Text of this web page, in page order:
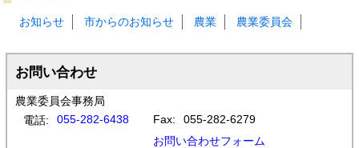
お知らせ 市からのお知らせ 農業 農業委員会
お問い合わせ
農業委員会事務局
電話:
055-282-6438 Fax:
055-282-6279
お問い合わせフォーム